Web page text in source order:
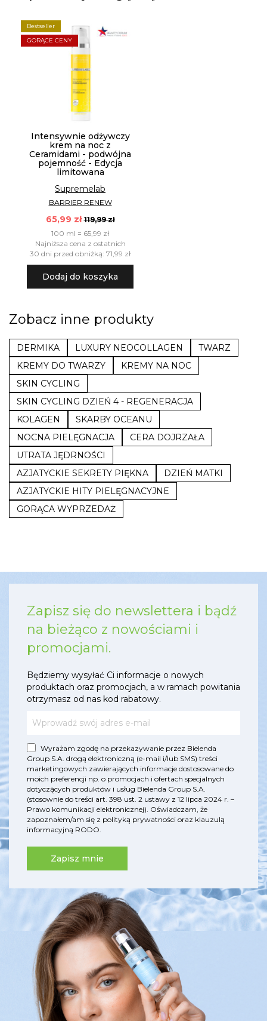
Bestseller
GORĄCE CENY
Intensywnie odżywczy
krem na noc z
Ceramidami - podwójna
pojemność - Edycja
limitowana
Supremelab
BARRIER RENEW
65,99 zł 119,99 zł
100 ml = 65,99 zł
Najniższa cena z ostatnich
30 dni przed obniżką: 71,99 zł
Dodaj do koszyka
Zobacz inne produkty
DERMIKA LUXURY NEOCOLLAGEN
TWARZ
KREMY DO TWARZY
KREMY NA NOC
SKIN CYCLING
SKIN CYCLING DZIEŃ 4 - REGENERACJA
KOLAGEN
SKARBY OCEANU
NOCNA PIELĘGNACJA
CERA DOJRZAŁA
UTRATA JĘDRNOŚCI
AZJATYCKIE SEKRETY PIĘKNA
DZIEŃ MATKI
AZJATYCKIE HITY PIELĘGNACYJNE
GORĄCA WYPRZEDAŻ
Zapisz się do newslettera i bądź
na bieżąco z nowościami i
promocjami.
Będziemy wysyłać Ci informacje o nowych
produktach oraz promocjach, a w ramach powitania
otrzymasz od nas kod rabatowy.
Wyrażam zgodę na przekazywanie przez Bielenda
Group S.A. drogą elektroniczną (e-mail i/lub SMS) treści
marketingowych zawierających informacje dostosowane do
moich preferencji np. o promocjach i ofertach specjalnych
dotyczących produktów i usług Bielenda Group S.A.
(stosownie do treści art. 398 ust. 2 ustawy z 12 lipca 2024 r. –
Prawo komunikacji elektronicznej). Oświadczam, że
zapoznałem/am się z polityką prywatności oraz klauzulą
informacyjną RODO.
Zapisz mnie